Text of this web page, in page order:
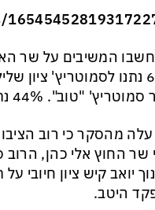
"טוב". 44% נתנו לו ציון "לא טוב".
עלה מהסקר כי רוב
שר החוץ אלי כהן,
היטב.